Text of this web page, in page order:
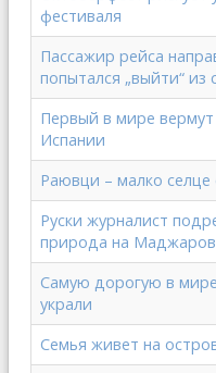
фестиваля
Пассажир рейса
попытался „выйти“ из
Первый в мире вермут
Испании
Раювци – малко
Руски журналист
природа на
Самую дорогую в
украли
Семья живет на